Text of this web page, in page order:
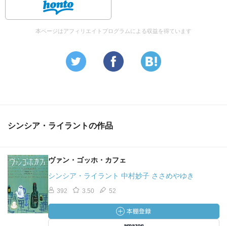
本ページはアフィリエイトプログラムによる収益を得ています
シンシア・ライラントの作品
ヴァン・ゴッホ・カフェ
シンシア・ライラント 中村妙子 ささめやゆき
392 3.50 52